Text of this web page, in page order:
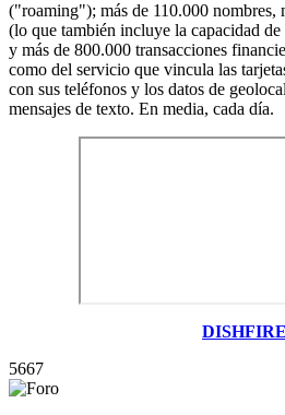
("roaming"); más de 110.000 nombres,
(lo que también incluye la capacidad
y más de 800.000 transacciones
como del servicio que vincula las
con sus teléfonos y los datos de
mensajes de texto. En media, cada día.
DISHFIRE
5667